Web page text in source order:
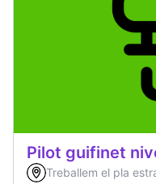
Pilot guifinet
Treballem el pla